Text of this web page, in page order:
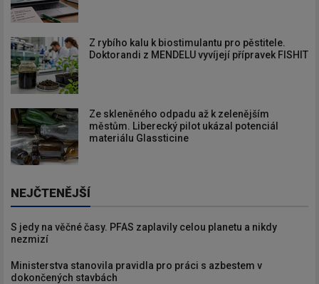
Z rybího kalu k biostimulantu pro pěstitele.
Doktorandi z MENDELU vyvíjejí přípravek FISHIT
Ze skleněného odpadu až k zelenějším
městům. Liberecký pilot ukázal potenciál
materiálu Glassticine
NEJČTENĚJŠÍ
S jedy na věčné časy. PFAS zaplavily celou planetu a nikdy
nezmizí
Ministerstva stanovila pravidla pro práci s azbestem v
dokončených stavbách